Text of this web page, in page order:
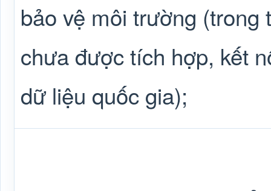
bảo vệ môi trường (trong
chưa được tích hợp, kết
dữ liệu quốc gia);